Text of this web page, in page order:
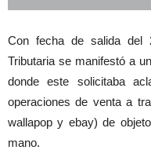
Con fecha de salida del
Tributaria se manifestó a
donde este solicitaba
operaciones de venta a
wallapop y ebay) de
mano.